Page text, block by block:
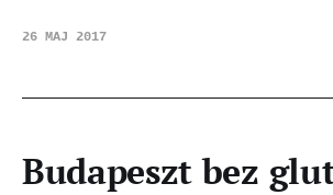
26 MAJ 2017
Budapeszt bez